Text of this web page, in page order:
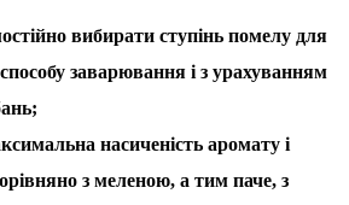
вибирати ступінь помелу для
заварювання і з урахуванням
насиченість аромату і
з меленою, а тим паче, з